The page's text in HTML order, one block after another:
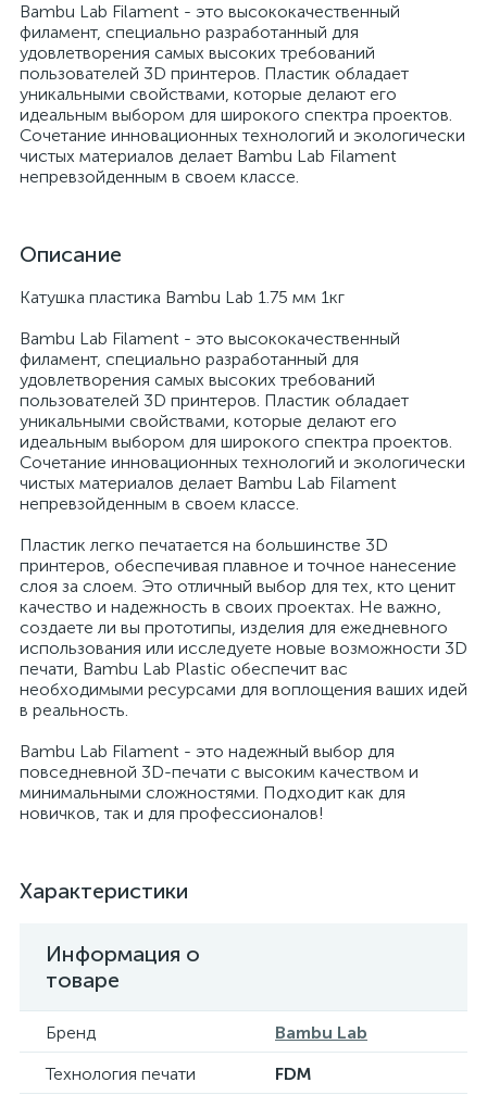
Bambu Lab Filament - это высококачественный
филамент, специально разработанный для
удовлетворения самых высоких требований
пользователей 3D принтеров. Пластик обладает
уникальными свойствами, которые делают его
идеальным выбором для широкого спектра проектов.
Сочетание инновационных технологий и экологически
чистых материалов делает Bambu Lab Filament
непревзойденным в своем классе.
Описание
Катушка пластика Bambu Lab 1.75 мм 1кг
Bambu Lab Filament - это высококачественный
филамент, специально разработанный для
удовлетворения самых высоких требований
пользователей 3D принтеров. Пластик обладает
уникальными свойствами, которые делают его
идеальным выбором для широкого спектра проектов.
Сочетание инновационных технологий и экологически
чистых материалов делает Bambu Lab Filament
непревзойденным в своем классе.
Пластик легко печатается на большинстве 3D
принтеров, обеспечивая плавное и точное нанесение
слоя за слоем. Это отличный выбор для тех, кто ценит
качество и надежность в своих проектах. Не важно,
создаете ли вы прототипы, изделия для ежедневного
использования или исследуете новые возможности 3D
печати, Bambu Lab Plastic обеспечит вас
необходимыми ресурсами для воплощения ваших идей
в реальность.
Bambu Lab Filament - это надежный выбор для
повседневной 3D-печати с высоким качеством и
минимальными сложностями. Подходит как для
новичков, так и для профессионалов!
Характеристики
Информация о
товаре
Бренд
Bambu Lab
Технология печати
FDM